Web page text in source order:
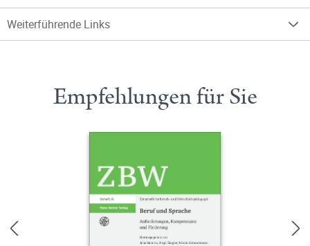
Weiterführende Links
Empfehlungen für Sie